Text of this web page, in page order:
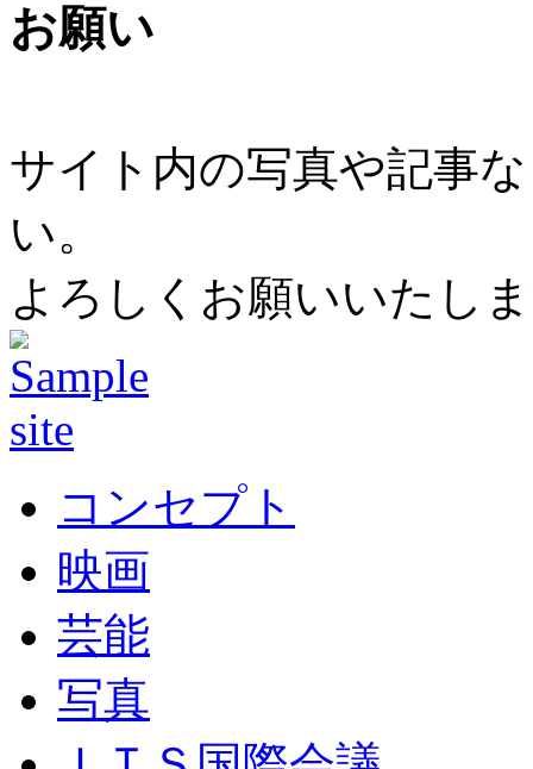
お願い
サイト内の写真や記事
い。
よろしくお願いいたし
コンセプト
映画
芸能
写真